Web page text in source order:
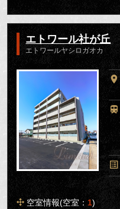
エトワール社が丘
エトワールヤシロガオカ
空室情報(空室：1)